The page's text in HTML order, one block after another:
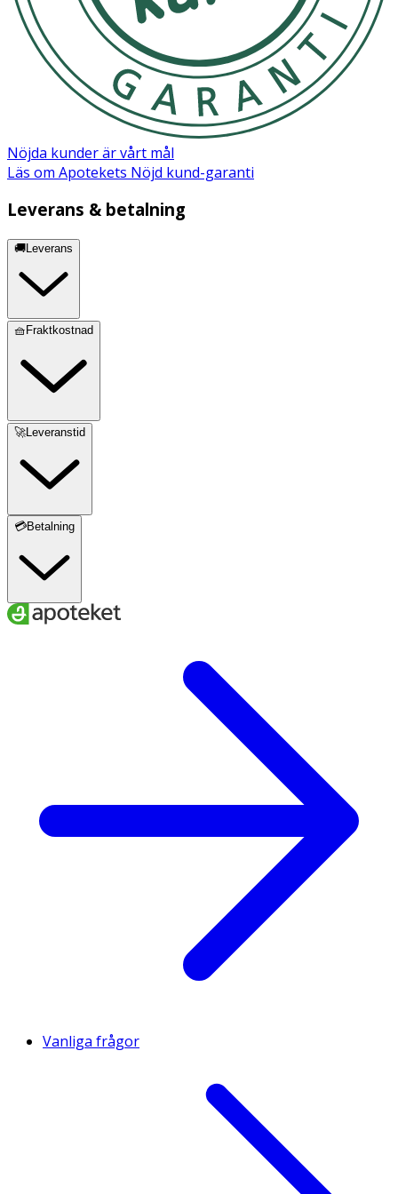
Nöjda kunder är vårt mål
Läs om Apotekets Nöjd kund-garanti
Leverans & betalning
🚚Leverans
🧺Fraktkostnad
🚀Leveranstid
💳Betalning
Vanliga frågor